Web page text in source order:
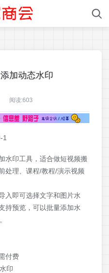
加动态水印
阅读:603
水印工具，适合做短视频搬
处理、课程/教程/演示视频
入即可选择文字和图片水
持预览，可以批量添加水
付费
印